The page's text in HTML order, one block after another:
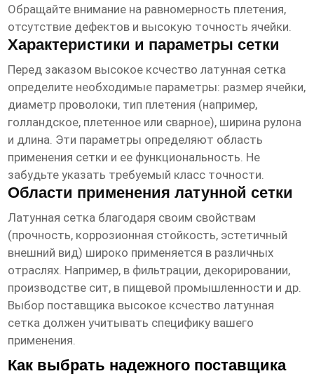
Обращайте внимание на равномерность плетения,
отсутствие дефектов и высокую точность ячейки.
Характеристики и параметры сетки
Перед заказом высокое ксчество латунная сетка
определите необходимые параметры: размер ячейки,
диаметр проволоки, тип плетения (например,
голландское, плетенное или сварное), ширина рулона
и длина. Эти параметры определяют область
применения сетки и ее функциональность. Не
забудьте указать требуемый класс точности.
Области применения латунной сетки
Латунная сетка благодаря своим свойствам
(прочность, коррозионная стойкость, эстетичный
внешний вид) широко применяется в различных
отраслях. Например, в фильтрации, декорировании,
производстве сит, в пищевой промышленности и др.
Выбор поставщика высокое ксчество латунная
сетка должен учитывать специфику вашего
применения.
Как выбрать надежного поставщика